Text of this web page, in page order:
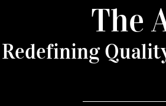
The
Redefining